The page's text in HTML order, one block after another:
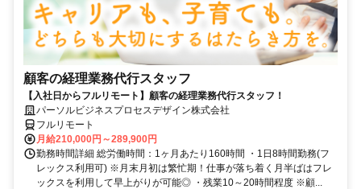
顧客の経理業務代行スタッフ
【入社日からフルリモート】顧客の経理業務代行スタッフ！
パーソルビジネスプロセスデザイン株式会社
フルリモート
月給210,000円～289,900円
勤務時間詳細 総労働時間：1ヶ月あたり160時間 ・1日8時間勤務(フ
レックス利用可) ※月末月初は繁忙期！仕事が落ち着く月半ばはフレ
ックスを利用して早上がりが可能◎ ・残業10～20時間程度 ※顧...